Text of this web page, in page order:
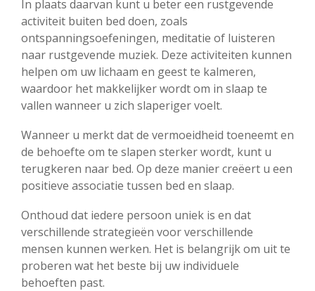
In plaats daarvan kunt u beter een rustgevende
activiteit buiten bed doen, zoals
ontspanningsoefeningen, meditatie of luisteren
naar rustgevende muziek. Deze activiteiten kunnen
helpen om uw lichaam en geest te kalmeren,
waardoor het makkelijker wordt om in slaap te
vallen wanneer u zich slaperiger voelt.
Wanneer u merkt dat de vermoeidheid toeneemt en
de behoefte om te slapen sterker wordt, kunt u
terugkeren naar bed. Op deze manier creëert u een
positieve associatie tussen bed en slaap.
Onthoud dat iedere persoon uniek is en dat
verschillende strategieën voor verschillende
mensen kunnen werken. Het is belangrijk om uit te
proberen wat het beste bij uw individuele
behoeften past.